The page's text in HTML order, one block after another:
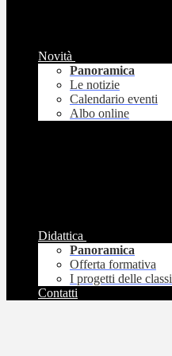
Novità
Panoramica
Le notizie
Calendario eventi
Albo online
Didattica
Panoramica
Offerta formativa
I progetti delle classi
Contatti